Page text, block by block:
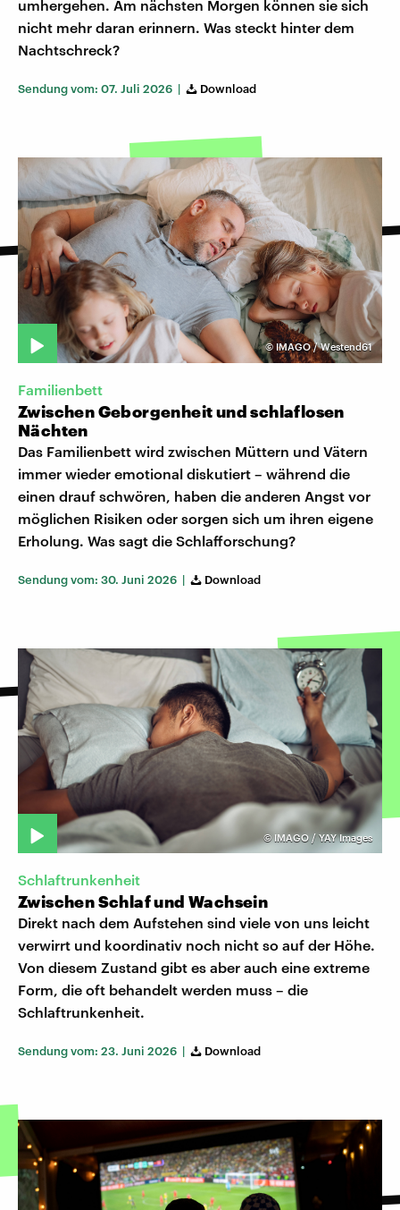
umhergehen. Am nächsten Morgen können sie sich
nicht mehr daran erinnern. Was steckt hinter dem
Nachtschreck?
Sendung vom: 07. Juli 2026 | Download
© IMAGO / Westend61
Familienbett
Zwischen Geborgenheit und schlaflosen
Nächten
Das Familienbett wird zwischen Müttern und Vätern
immer wieder emotional diskutiert – während die
einen drauf schwören, haben die anderen Angst vor
möglichen Risiken oder sorgen sich um ihren eigene
Erholung. Was sagt die Schlafforschung?
Sendung vom: 30. Juni 2026 | Download
© IMAGO / YAY Images
Schlaftrunkenheit
Zwischen Schlaf und Wachsein
Direkt nach dem Aufstehen sind viele von uns leicht
verwirrt und koordinativ noch nicht so auf der Höhe.
Von diesem Zustand gibt es aber auch eine extreme
Form, die oft behandelt werden muss – die
Schlaftrunkenheit.
Sendung vom: 23. Juni 2026 | Download